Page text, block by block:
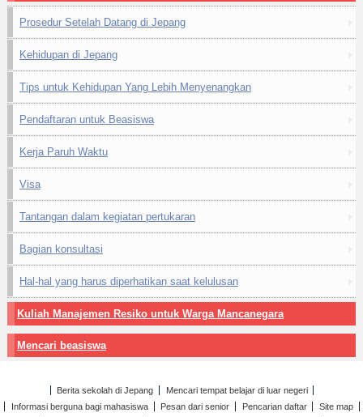
Prosedur Setelah Datang di Jepang
Kehidupan di Jepang
Tips untuk Kehidupan Yang Lebih Menyenangkan
Pendaftaran untuk Beasiswa
Kerja Paruh Waktu
Visa
Tantangan dalam kegiatan pertukaran
Bagian konsultasi
Hal-hal yang harus diperhatikan saat kelulusan
Kuliah Manajemen Resiko untuk Warga Mancanegara
Mencari beasiswa
Berita sekolah di Jepang
Mencari tempat belajar di luar negeri
Informasi berguna bagi mahasiswa
Pesan dari senior Pencarian daftar
Site map